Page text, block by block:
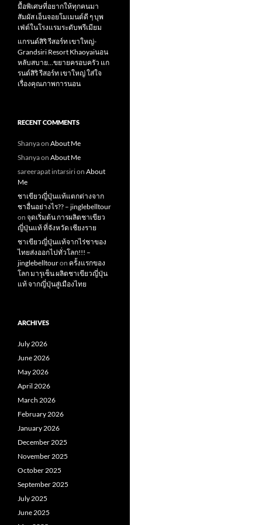
มื้อพิเศษที่อยากให้ทุกคนมา
สัมผัส เอ็นจอยโมเมนต์ดี ๆ บุพ
เฟ่ต์ในโรงแรมระดับพรีเมียม
แกรนด์สิริ​ รีสอร์ท​ เขาใหญ่​-
Grandsiri​ Resort​ Khaoyaiนอน
หลับสบาย…ขยายครอบครัว แก
รนด์สิริ รีสอร์ท เขาใหญ่ ใส่ใจ
เรื่องคุณภาพการนอน
RECENT COMMENTS
Shanyaon About Me
Shanyaon About Me
sareerapat intarsirion About
Me
ชาเขียวญี่ปุ่นแท้แตกต่างจาก
ชาอื่นอย่างไร?? – jinglebelltour
on จุดเริ่มต้น การผลิตชาเขียว
ญี่ปุ่นแท้ ที่จังหวัด เชียงราย
ชาเขียวญี่ปุ่นแท้จากไร่ชาของ
ไทยส่งออกไปทั่วโลก!!! –
jinglebelltouron ครั้งแรกของ
โลก มารุเซ็น ผลิตชาเขียวญี่ปุ่น
แท้ จากญี่ปุ่นสู่เมืองไทย
ARCHIVES
July 2026
June 2026
May 2026
April 2026
March 2026
February 2026
January 2026
December 2025
November 2025
October 2025
September 2025
July 2025
June 2025